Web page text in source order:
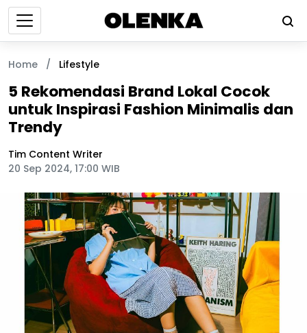
Home / Lifestyle
5 Rekomendasi Brand Lokal Cocok
untuk Inspirasi Fashion Minimalis dan
Trendy
Tim Content Writer
20 Sep 2024, 17:00 WIB